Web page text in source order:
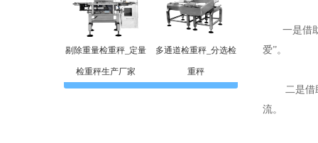
剔除重量检重秤_定量
检重秤生产厂家
多通道检重秤_分选检
重秤
一是借助
爱”。
二是借助
流。